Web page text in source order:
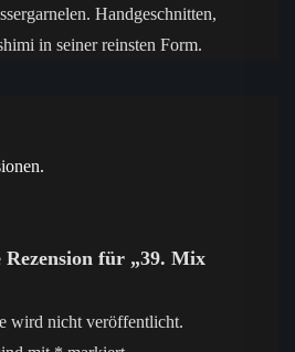
Handgeschnitten,
in seiner reinsten Form.
Rezension für „39. Mix
wird nicht veröffentlicht.